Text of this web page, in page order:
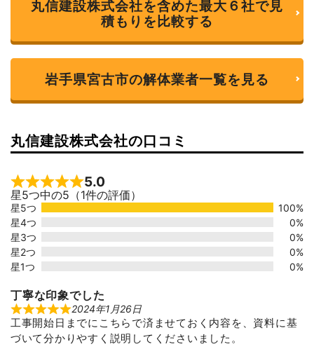
丸信建設株式会社を含めた最大６社で見
積もりを比較する
岩手県宮古市の解体業者一覧を見る
丸信建設株式会社の口コミ
Rated 5 out of 5
5.0
星5つ中の5（1件の評価）
星5つ
100%
星4つ
0%
星3つ
0%
星2つ
0%
星1つ
0%
丁寧な印象でした
R
a
t
e
2024年1月26日
工事開始日までにこちらで済ませておく内容を、資料に基
づいて分かりやすく説明してくださいました。